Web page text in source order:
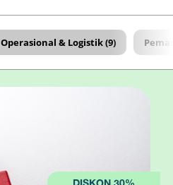
Operasional & Logistik (9)